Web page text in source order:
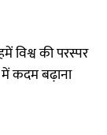
विश्व की परस्पर
में कदम बढ़ाना